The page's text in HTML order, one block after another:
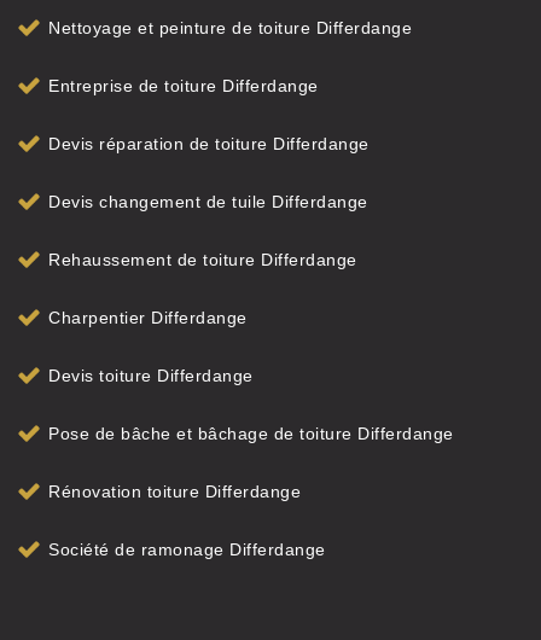
Nettoyage et peinture de toiture Differdange
Entreprise de toiture Differdange
Devis réparation de toiture Differdange
Devis changement de tuile Differdange
Rehaussement de toiture Differdange
Charpentier Differdange
Devis toiture Differdange
Pose de bâche et bâchage de toiture Differdange
Rénovation toiture Differdange
Société de ramonage Differdange